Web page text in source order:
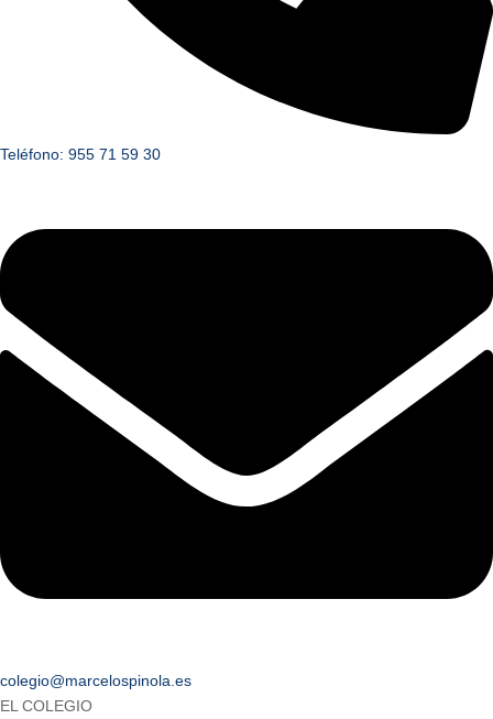
Teléfono: 955 71 59 30
colegio@marcelospinola.es
EL COLEGIO